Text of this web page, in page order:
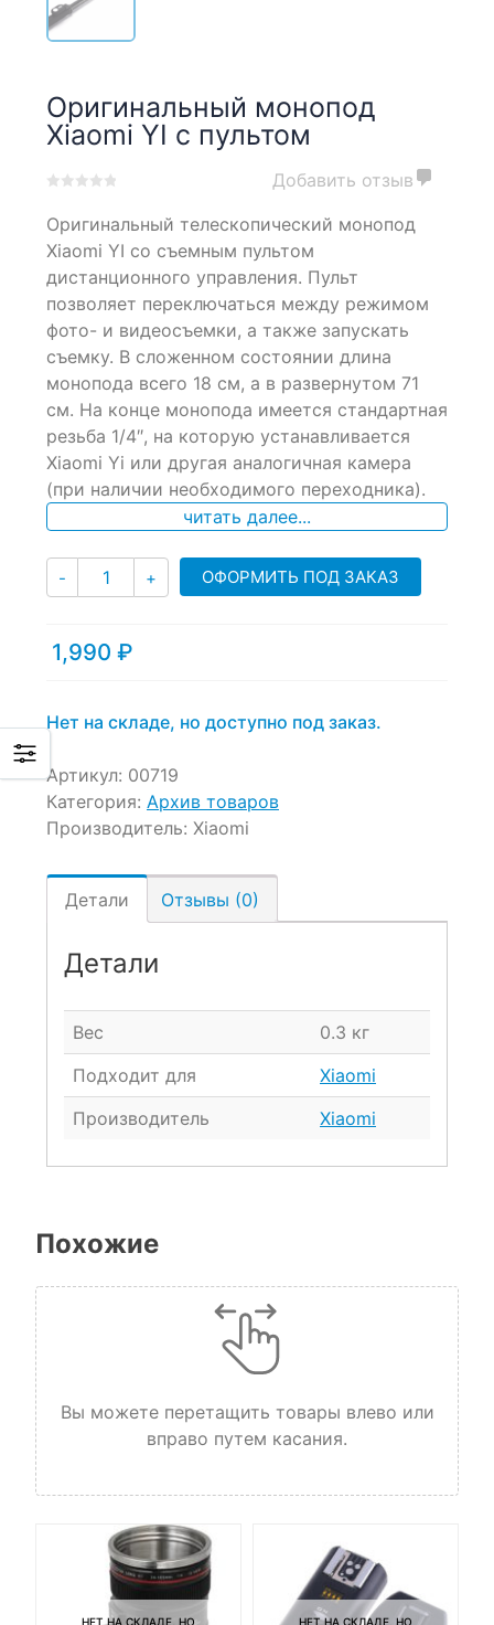
Оригинальный монопод
Xiaomi YI с пультом
out
of
on
customer
ratings
Добавить отзыв
Оригинальный телескопический монопод
Xiaomi YI со съемным пультом
дистанционного управления. Пульт
позволяет переключаться между режимом
фото- и видеосъемки, а также запускать
съемку. В сложенном состоянии длина
монопода всего 18 см, а в развернутом 71
см. На конце монопода имеется стандартная
резьба 1/4″, на которую устанавливается
Xiaomi Yi или другая аналогичная камера
(при наличии необходимого переходника).
читать далее...
- Количество
+ ОФОРМИТЬ ПОД ЗАКАЗ
1,990 ₽
Нет на складе, но доступно под заказ.
Артикул: 00719
Категория: Архив товаров
Производитель: Xiaomi
Детали Отзывы (0)
Детали
Вес
0.3 кг
Подходит для
Xiaomi
Производитель
Xiaomi
Похожие
Вы можете перетащить товары влево или
вправо путем касания.
НЕТ НА СКЛАДЕ, НО
НЕТ НА СКЛАДЕ, НО